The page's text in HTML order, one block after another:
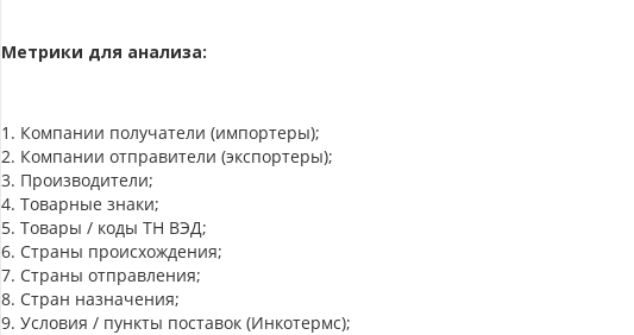
Метрики для анализа:
1. Компании получатели (импортеры);
2. Компании отправители (экспортеры);
3. Производители;
4. Товарные знаки;
5. Товары / коды ТН ВЭД;
6. Страны происхождения;
7. Страны отправления;
8. Стран назначения;
9. Условия / пункты поставок (Инкотермс);